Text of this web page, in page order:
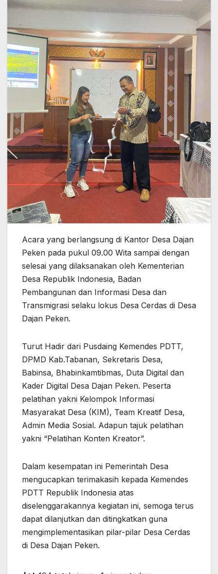
Acara yang berlangsung di Kantor Desa Dajan
Peken pada pukul 09.00 Wita sampai dengan
selesai yang dilaksanakan oleh Kementerian
Desa Republik Indonesia, Badan
Pembangunan dan Informasi Desa dan
Transmigrasi selaku lokus Desa Cerdas di Desa
Dajan Peken.
Turut Hadir dari Pusdaing Kemendes PDTT,
DPMD Kab.Tabanan, Sekretaris Desa,
Babinsa, Bhabinkamtibmas, Duta Digital dan
Kader Digital Desa Dajan Peken. Peserta
pelatihan yakni Kelompok Informasi
Masyarakat Desa (KIM), Team Kreatif Desa,
Admin Media Sosial. Adapun tajuk pelatihan
yakni “Pelatihan Konten Kreator”.
Dalam kesempatan ini Pemerintah Desa
mengucapkan terimakasih kepada Kemendes
PDTT Republik Indonesia atas
diselenggarakannya kegiatan ini, semoga terus
dapat dilanjutkan dan ditingkatkan guna
mengimplementasikan pilar-pilar Desa Cerdas
di Desa Dajan Peken.